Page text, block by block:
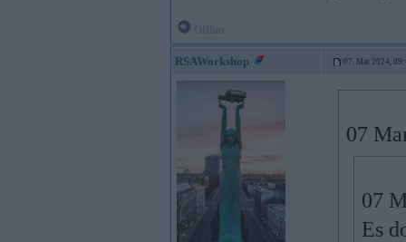
RSAWorkshop 07. Mar 2024,
07
07
Es